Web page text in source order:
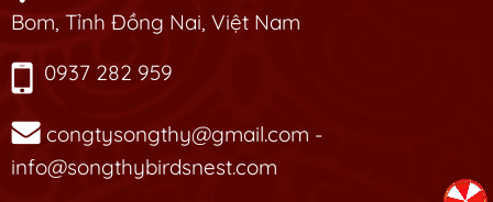
Bom, Tỉnh Đồng Nai, Việt Nam
0937 282 959
congtysongthy@gmail.com -
info@songthybirdsnest.com